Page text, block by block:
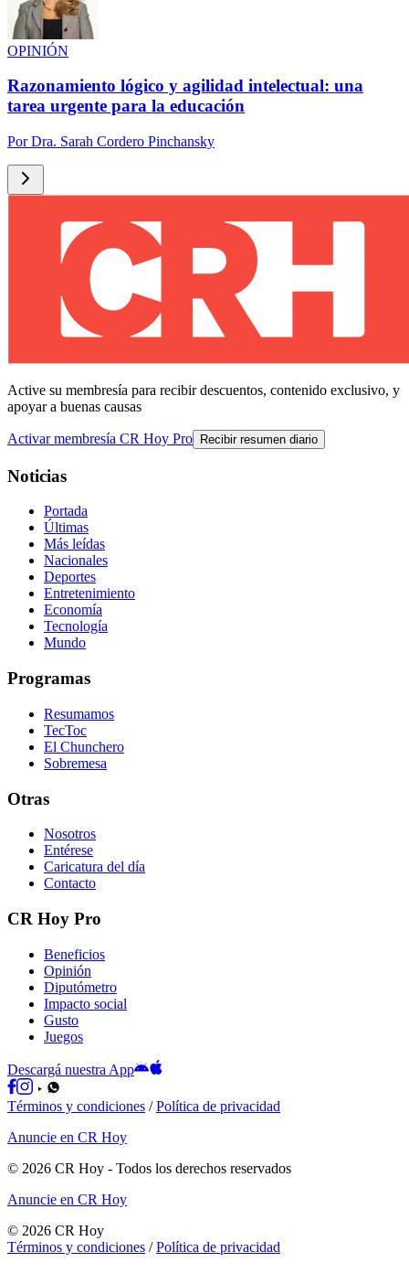
OPINIÓN
Razonamiento lógico y agilidad intelectual: una
tarea urgente para la educación
PorDra. Sarah Cordero Pinchansky
Active su membresía para recibir descuentos, contenido exclusivo, y
apoyar a buenas causas
Activar membresía CR Hoy Pro Recibir resumen diario
Noticias
Portada
Últimas
Más leídas
Nacionales
Deportes
Entretenimiento
Economía
Tecnología
Mundo
Programas
Resumamos
TecToc
El Chunchero
Sobremesa
Otras
Nosotros
Entérese
Caricatura del día
Contacto
CR Hoy Pro
Beneficios
Opinión
Diputómetro
Impacto social
Gusto
Juegos
Descargá nuestra App
Términos y condiciones /Política de privacidad
Anuncie en CR Hoy
© 2026 CR Hoy - Todos los derechos reservados
Anuncie en CR Hoy
© 2026 CR Hoy
Términos y condiciones /Política de privacidad